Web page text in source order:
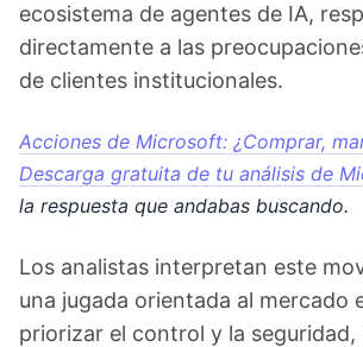
ecosistema de agentes de IA,
directamente a las
de clientes institucionales.
Acciones de Microsoft: ¿Comprar,
Descarga gratuita de tu análisis de
la respuesta que andabas buscando.
Los analistas interpretan este
una jugada orientada al mercado
priorizar el control y la